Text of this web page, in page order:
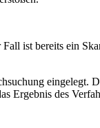
ist bereits ein
eingelegt.
Ergebnis des